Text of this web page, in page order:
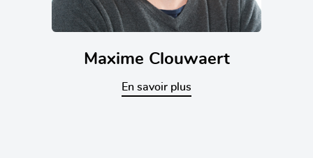
Maxime Clouwaert
En savoir plus